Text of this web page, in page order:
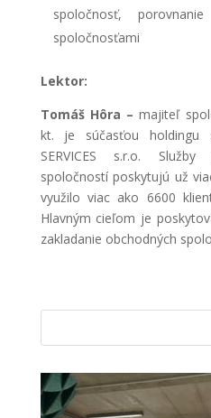
spoločnosť,
spoločnosťami
Lektor:
Tomáš Hôra – majiteľ
kt. je súčasťou holdingu
SERVICES s.r.o. Služby
spoločností poskytujú už
využilo viac ako 6600
Hlavným cieľom je
zakladanie obchodných